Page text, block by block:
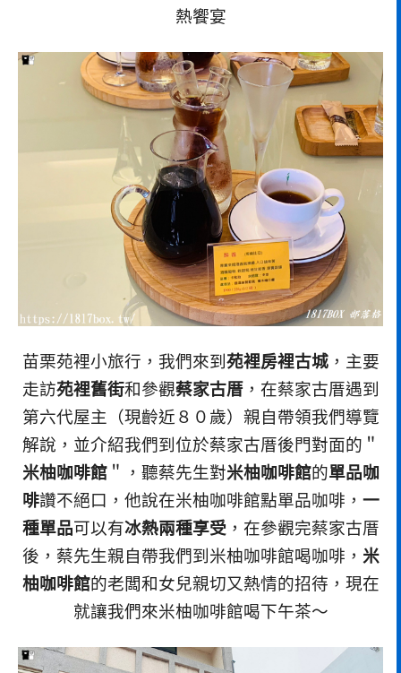
熱饗宴
苗栗苑裡小旅行，我們來到 苑裡房裡古城，主要
走訪苑裡舊街和參觀蔡家古厝，在蔡家古厝遇到
第六代屋主（現齡近８０歲）親自帶領我們導覽
解說，並介紹我們到位於蔡家古厝後門對面的＂
米柚咖啡館＂，聽蔡先生對米柚咖啡館的單品咖
啡讚不絕口，他說在米柚咖啡館點單品咖啡， 一
種單品可以有冰熱兩種享受 ，在參觀完蔡家古厝
後，蔡先生親自帶我們到米柚咖啡館喝咖啡， 米
柚咖啡館的老闆和女兒親切又熱情的招待，現在
就讓我們來米柚咖啡館喝下午茶～